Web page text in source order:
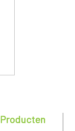
Producten